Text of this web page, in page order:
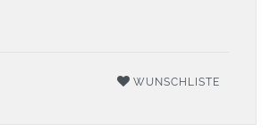
WUNSCHLISTE